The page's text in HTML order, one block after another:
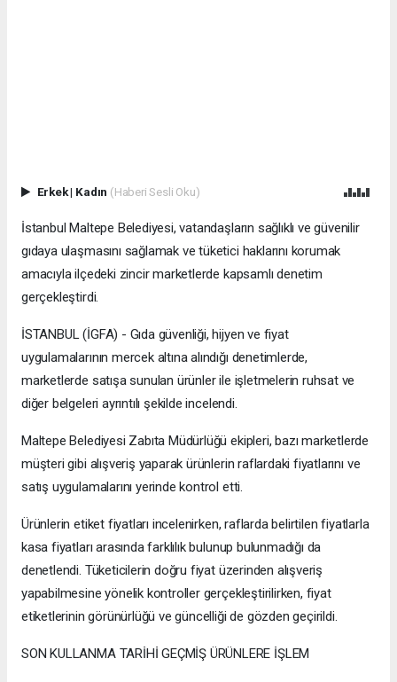
Erkek| Kadın (Haberi Sesli Oku)
İstanbul Maltepe Belediyesi, vatandaşların sağlıklı ve güvenilir
gıdaya ulaşmasını sağlamak ve tüketici haklarını korumak
amacıyla ilçedeki zincir marketlerde kapsamlı denetim
gerçekleştirdi.
İSTANBUL (İGFA) - Gıda güvenliği, hijyen ve fiyat
uygulamalarının mercek altına alındığı denetimlerde,
marketlerde satışa sunulan ürünler ile işletmelerin ruhsat ve
diğer belgeleri ayrıntılı şekilde incelendi.
Maltepe Belediyesi Zabıta Müdürlüğü ekipleri, bazı marketlerde
müşteri gibi alışveriş yaparak ürünlerin raflardaki fiyatlarını ve
satış uygulamalarını yerinde kontrol etti.
Ürünlerin etiket fiyatları incelenirken, raflarda belirtilen fiyatlarla
kasa fiyatları arasında farklılık bulunup bulunmadığı da
denetlendi. Tüketicilerin doğru fiyat üzerinden alışveriş
yapabilmesine yönelik kontroller gerçekleştirilirken, fiyat
etiketlerinin görünürlüğü ve güncelliği de gözden geçirildi.
SON KULLANMA TARİHİ GEÇMİŞ ÜRÜNLERE İŞLEM